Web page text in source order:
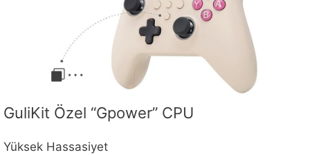
GuliKit Özel “Gpower” CPU
Yüksek Hassasiyet